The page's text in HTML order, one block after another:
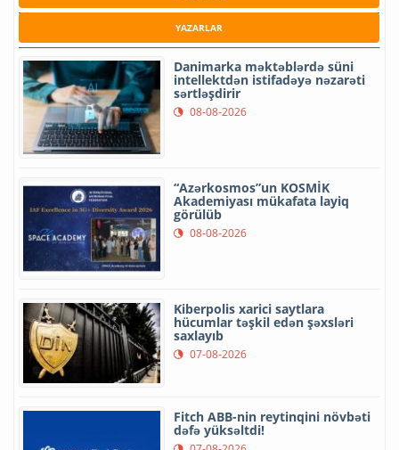
YAZARLAR
Danimarka məktəblərdə süni
intellektdən istifadəyə nəzarəti
sərtləşdirir
08-08-2026
“Azərkosmos”un KOSMİK
Akademiyası mükafata layiq
görülüb
08-08-2026
Kiberpolis xarici saytlara
hücumlar təşkil edən şəxsləri
saxlayıb
07-08-2026
Fitch ABB-nin reytinqini növbəti
dəfə yüksəltdi!